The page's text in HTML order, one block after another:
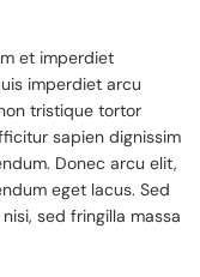
et imperdiet
imperdiet arcu
tristique tortor
sapien dignissim
Donec arcu elit,
eget lacus. Sed
sed fringilla massa